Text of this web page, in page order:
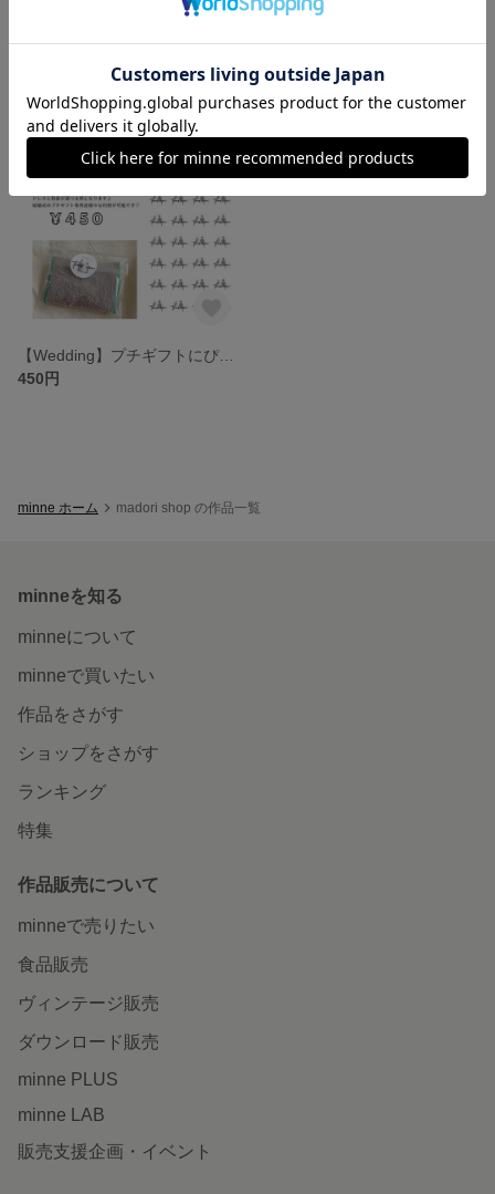
【Wedding】プチギフトにぴったり♪Weddingイラストシール 和装・ドレス
450円
minne ホーム madori shop の作品一覧
minneを知る
minneについて
minneで買いたい
作品をさがす
ショップをさがす
ランキング
特集
作品販売について
minneで売りたい
食品販売
ヴィンテージ販売
ダウンロード販売
minne PLUS
minne LAB
販売支援企画・イベント